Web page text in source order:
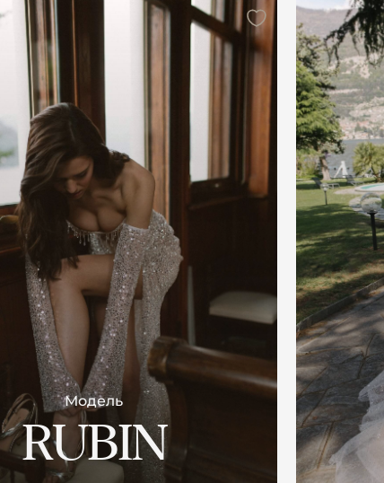
Модель
RUBIN